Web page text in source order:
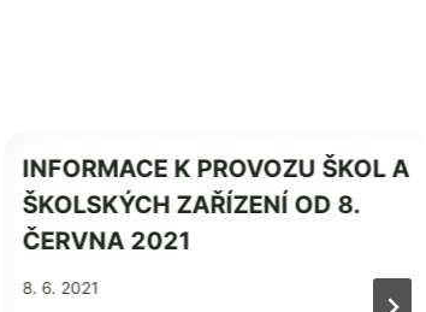
INFORMACE K PROVOZU ŠKOL A
ŠKOLSKÝCH ZAŘÍZENÍ OD 8.
ČERVNA 2021
Od
8. 6. 2021